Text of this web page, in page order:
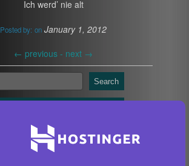
Ich werd’ nie alt
Posted by: on January 1, 2012
← previous - next →
Search